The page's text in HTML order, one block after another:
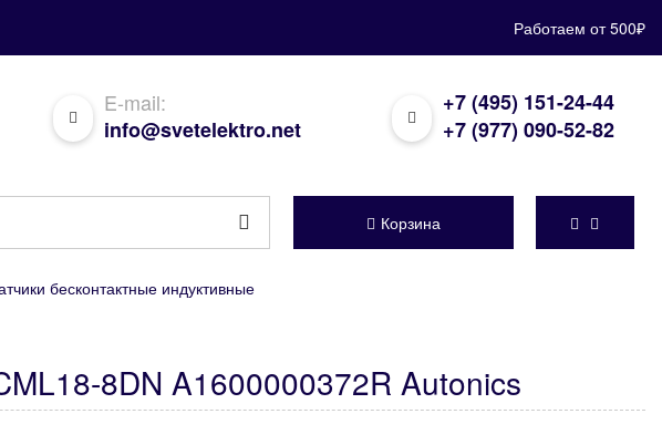
Работаем от 500₽
E-mail:
info@svetelektro.net
+7 (495) 151-24-44
+7 (977) 090-52-82
Корзина
бесконтактные индуктивные
8DN A1600000372R Autonics